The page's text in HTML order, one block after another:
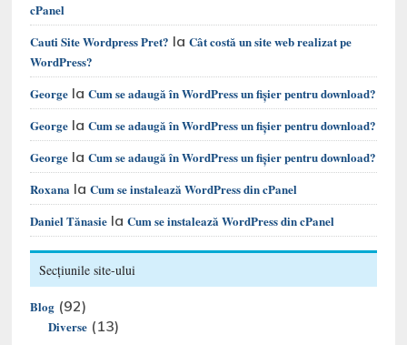
cPanel
Cauti Site Wordpress Pret? laCât costă un site web realizat pe
WordPress?
George laCum se adaugă în WordPress un fișier pentru download?
George laCum se adaugă în WordPress un fișier pentru download?
George laCum se adaugă în WordPress un fișier pentru download?
Roxana laCum se instalează WordPress din cPanel
Daniel Tănasie laCum se instalează WordPress din cPanel
Secțiunile site-ului
Blog (92)
Diverse (13)